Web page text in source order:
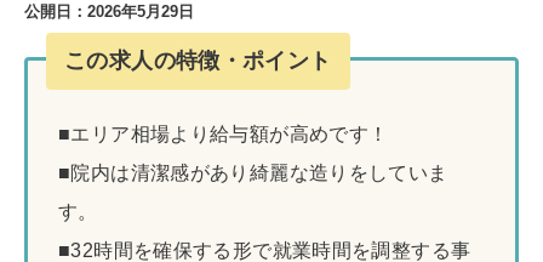
公開日： 2026年5月29日
この求人の特徴・ポイント
■エリア相場より給与額が高めです！
■院内は清潔感があり綺麗な造りをしていま
す。
■32時間を確保する形で就業時間を調整する事